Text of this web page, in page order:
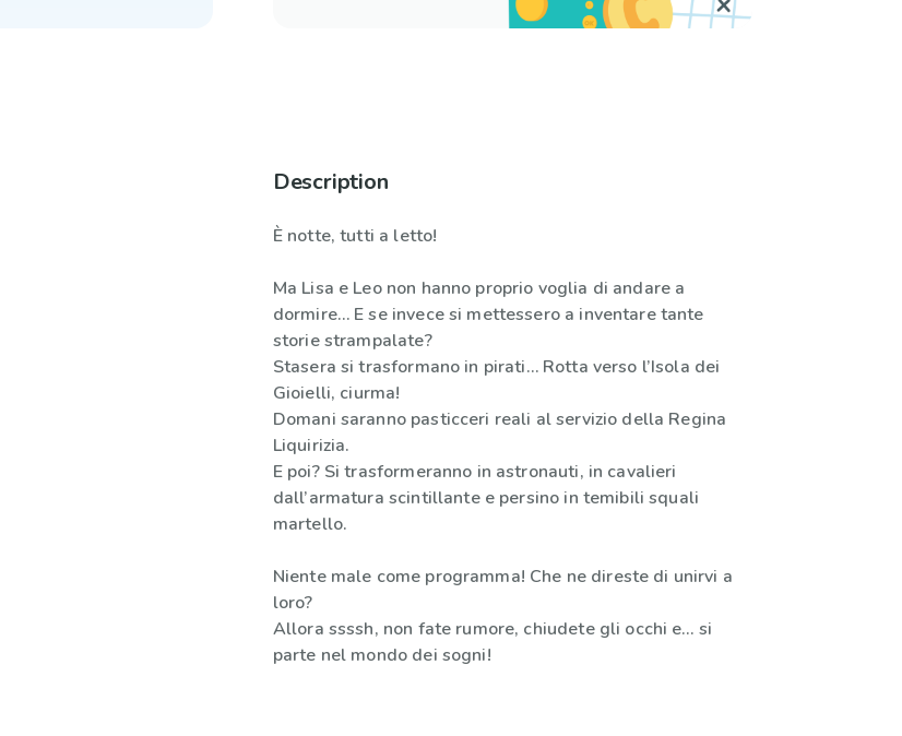
Description
È notte, tutti a letto!
Ma Lisa e Leo non hanno proprio voglia di andare a
dormire… E se invece si mettessero a inventare tante
storie strampalate?
Stasera si trasformano in pirati… Rotta verso l’Isola dei
Gioielli, ciurma!
Domani saranno pasticceri reali al servizio della Regina
Liquirizia.
E poi? Si trasformeranno in astronauti, in cavalieri
dall’armatura scintillante e persino in temibili squali
martello.
Niente male come programma! Che ne direste di unirvi a
loro?
Allora ssssh, non fate rumore, chiudete gli occhi e… si
parte nel mondo dei sogni!